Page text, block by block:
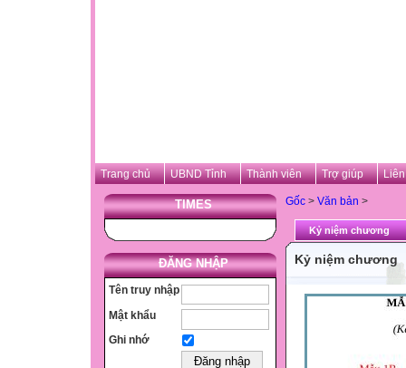
Trang chủ UBND Tỉnh Thành viên Trợ giúp
TIMES
ĐĂNG NHẬP
Tên truy nhập
Mật khẩu
Ghi nhớ
Gốc > Văn bản >
Kỷ niệm chương
Kỷ niệm chương